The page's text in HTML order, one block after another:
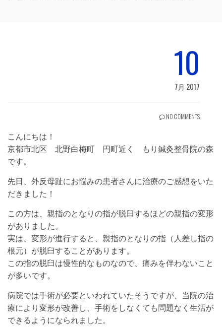
10
7月 2017
NO COMMENTS
こんにちは！
京都市北区 北野白梅町 円町近く もり鍼灸整骨院の森
です。
先日、外反母趾にお悩みの患者さんに治療のご感想をいた
だきました！
この方は、親指のとなりの指が脱臼するほどの親指の変形
がありました。
実は、変形が進行すると、親指のとなりの指（人差し指の
根元）が脱臼することがあります。
この指の脱臼は慢性的なものなので、痛みを伴わないこと
が多いです。
病院では手術が必要といわれていたそうですが、当院の治
療により変形が改善し、手術をしなくても問題なく生活が
できるようになられました。